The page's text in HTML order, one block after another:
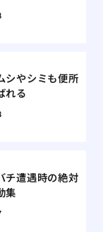
シやシミも便所
れる
チ遭遇時の絶対
集